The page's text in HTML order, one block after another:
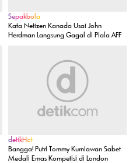
Sepakbola
Kata Netizen Kanada Usai John
Herdman Langsung Gagal di Piala AFF
detikHot
Bangga! Putri Tommy Kurniawan Sabet
Medali Emas Kompetisi di London